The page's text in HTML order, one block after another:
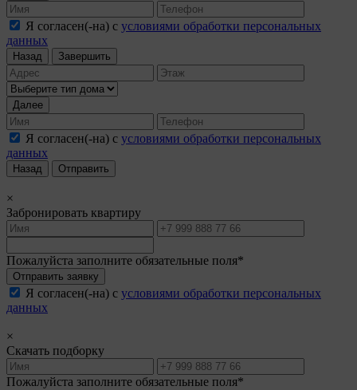
Я согласен(-на) с условиями обработки персональных
данных
Назад Завершить
Далее
Я согласен(-на) с условиями обработки персональных
данных
Назад Отправить
×
Забронировать квартиру
Пожалуйста заполните обязательные поля*
Отправить заявку
Я согласен(-на) с условиями обработки персональных
данных
×
Скачать подборку
Пожалуйста заполните обязательные поля*